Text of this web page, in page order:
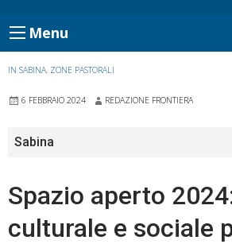
Menu
IN SABINA, ZONE PASTORALI
6 FEBBRAIO 2024 REDAZIONE FRONTIERA
Sabina
Spazio aperto
culturale e sociale